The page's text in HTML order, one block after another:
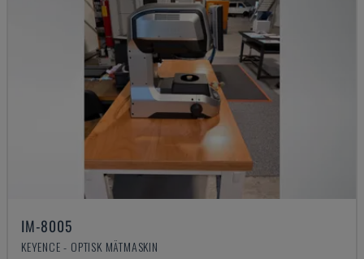
IM-8005
KEYENCE - OPTISK MÄTMASKIN